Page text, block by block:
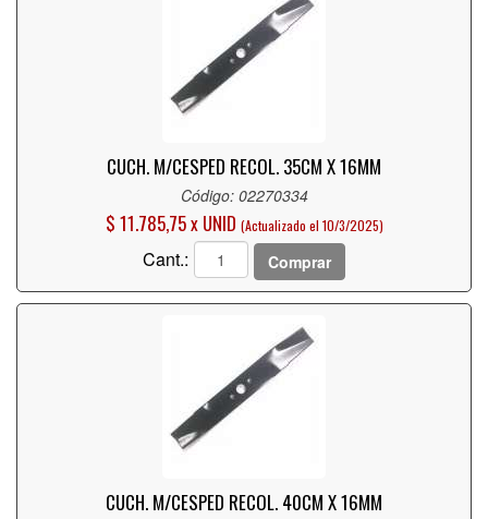
CUCH. M/CESPED RECOL. 35CM X 16MM
Código: 02270334
$ 11.785,75 x UNID (Actualizado el 10/3/2025)
Cant.: Comprar
CUCH. M/CESPED RECOL. 40CM X 16MM